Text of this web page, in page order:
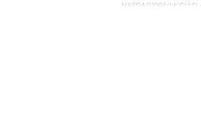
NASDAQ100だけでは